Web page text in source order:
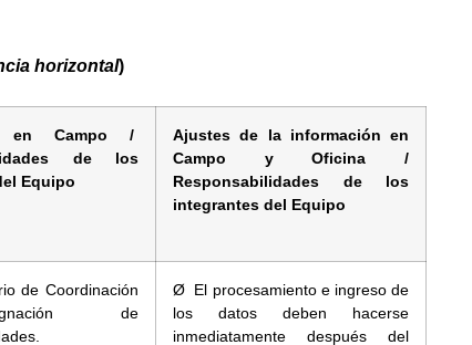
horizontal)
en Campo /
de los
Equipo
Ajustes de la información en
Campo y Oficina /
Responsabilidades de los
integrantes del Equipo
de Coordinación
de
Ø El procesamiento e ingreso de
los datos deben hacerse
inmediatamente después del